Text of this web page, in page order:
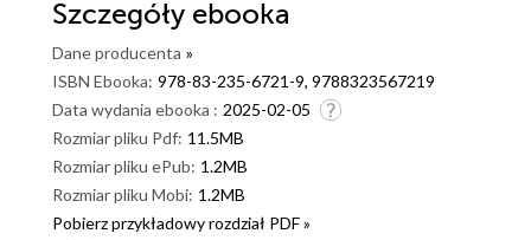
Szczegóły ebooka
Dane producenta »
ISBN Ebooka: 978-83-235-6721-9, 9788323567219
Data wydania ebooka : 2025-02-05
Rozmiar pliku Pdf: 11.5MB
Rozmiar pliku ePub: 1.2MB
Rozmiar pliku Mobi: 1.2MB
Pobierz przykładowy rozdział PDF »